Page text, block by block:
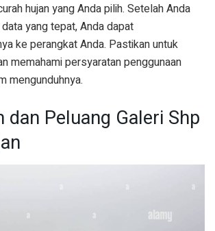
hujan yang Anda pilih. Setelah Anda
yang tepat, Anda dapat
ke perangkat Anda. Pastikan untuk
memahami persyaratan penggunaan
mengunduhnya.
dan Peluang Galeri Shp